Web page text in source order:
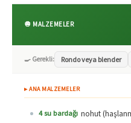
🧅 MALZEMELER
🍳 Gerekli: Rondo veya blender
▸ ANA MALZEMELER
4 su bardağı nohut